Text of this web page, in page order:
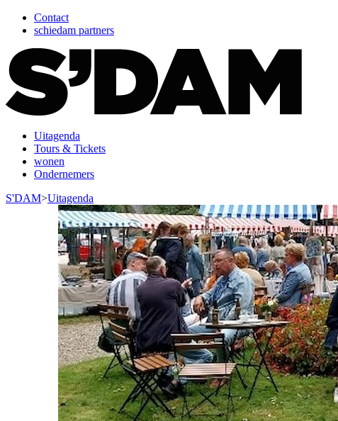
Contact
schiedam partners
Uitagenda
Tours & Tickets
wonen
Ondernemers
S'DAM>Uitagenda